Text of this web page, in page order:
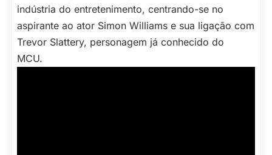
indústria do entretenimento, centrando-se no
aspirante ao ator Simon Williams e sua ligação com
Trevor Slattery, personagem já conhecido do
MCU.